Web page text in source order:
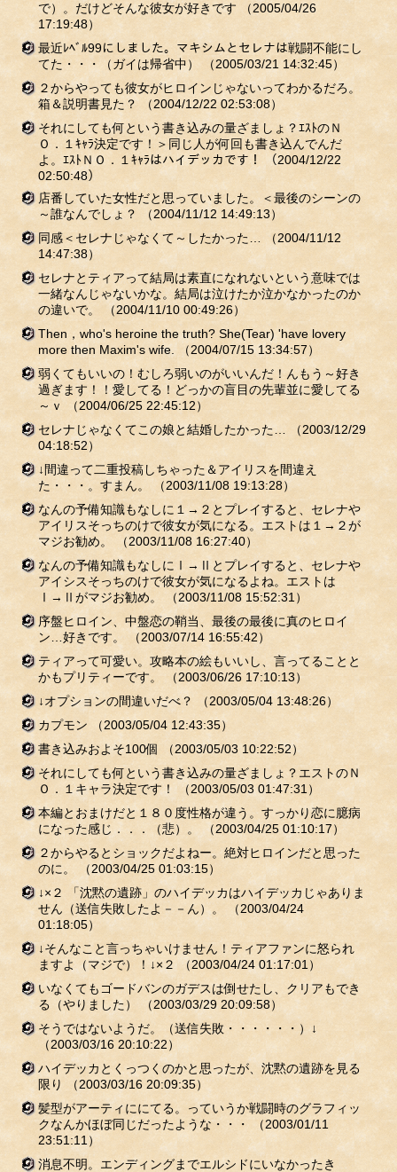
で）。だけどそんな彼女が好きです
（2005/04/26
17:19:48）
最近ﾚﾍﾞﾙ99にしました。マキシムとセレナは戦闘不能にし
てた・・・（ガイは帰省中）
（2005/03/21 14:32:45）
２からやっても彼女がヒロインじゃないってわかるだろ。
箱＆説明書見た？
（2004/12/22 02:53:08）
それにしても何という書き込みの量ざましょ？ｴｽﾄのＮ
Ｏ．１ｷｬﾗ決定です！＞同じ人が何回も書き込んでんだ
よ。ｴｽﾄＮＯ．１ｷｬﾗはハイデッカです！
（2004/12/22
02:50:48）
店番していた女性だと思っていました。＜最後のシーンの
～誰なんでしょ？
（2004/11/12 14:49:13）
同感＜セレナじゃなくて～したかった…
（2004/11/12
14:47:38）
セレナとティアって結局は素直になれないという意味では
一緒なんじゃないかな。結局は泣けたか泣かなかったのか
の違いで。
（2004/11/10 00:49:26）
Then，who's heroine the truth? She(Tear) 'have lovery
more then Maxim's wife.
（2004/07/15 13:34:57）
弱くてもいいの！むしろ弱いのがいいんだ！んもう～好き
過ぎます！！愛してる！どっかの盲目の先輩並に愛してる
～ｖ
（2004/06/25 22:45:12）
セレナじゃなくてこの娘と結婚したかった…
（2003/12/29
04:18:52）
↓間違って二重投稿しちゃった＆アイリスを間違え
た・・・。すまん。
（2003/11/08 19:13:28）
なんの予備知識もなしに１→２とプレイすると、セレナや
アイリスそっちのけで彼女が気になる。エストは１→２が
マジお勧め。
（2003/11/08 16:27:40）
なんの予備知識もなしにⅠ→Ⅱとプレイすると、セレナや
アイシスそっちのけで彼女が気になるよね。エストは
Ⅰ→Ⅱがマジお勧め。
（2003/11/08 15:52:31）
序盤ヒロイン、中盤恋の鞘当、最後の最後に真のヒロイ
ン…好きです。
（2003/07/14 16:55:42）
ティアって可愛い。攻略本の絵もいいし、言ってることと
かもプリティーです。
（2003/06/26 17:10:13）
↓オプションの間違いだべ？
（2003/05/04 13:48:26）
カプモン
（2003/05/04 12:43:35）
書き込みおよそ100個
（2003/05/03 10:22:52）
それにしても何という書き込みの量ざましょ？エストのＮ
Ｏ．１キャラ決定です！
（2003/05/03 01:47:31）
本編とおまけだと１８０度性格が違う。すっかり恋に臆病
になった感じ．．．（悲）。
（2003/04/25 01:10:17）
２からやるとショックだよねー。絶対ヒロインだと思った
のに。
（2003/04/25 01:03:15）
↓×２ 「沈黙の遺跡」のハイデッカはハイデッカじゃありま
せん（送信失敗したよ－－ん）。
（2003/04/24
01:18:05）
↓そんなこと言っちゃいけません！ティアファンに怒られ
ますよ（マジで）！↓×２
（2003/04/24 01:17:01）
いなくてもゴードバンのガデスは倒せたし、クリアもでき
る（やりました）
（2003/03/29 20:09:58）
そうではないようだ。（送信失敗・・・・・・）↓
（2003/03/16 20:10:22）
ハイデッカとくっつくのかと思ったが、沈黙の遺跡を見る
限り
（2003/03/16 20:09:35）
髪型がアーティににてる。っていうか戦闘時のグラフィッ
クなんかほぼ同じだったような・・・
（2003/01/11
23:51:11）
消息不明。エンディングまでエルシドにいなかったき